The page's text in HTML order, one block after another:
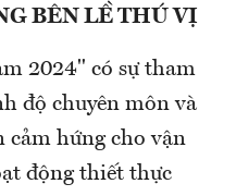
BÊN LỀ THÚ VỊ
2024" có sự tham
độ chuyên môn và
cảm hứng cho vận
động thiết thực